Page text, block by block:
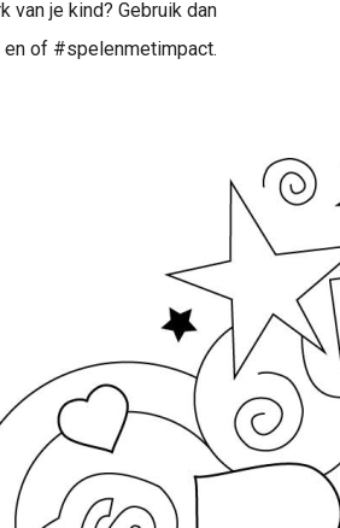
van je kind? Gebruik dan
of #spelenmetimpact.